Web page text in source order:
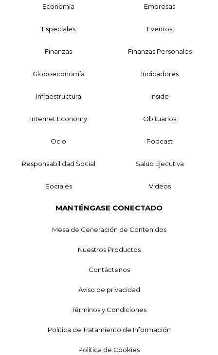
Economía Empresas
Especiales Eventos
Finanzas Finanzas Personales
Globoeconomía Indicadores
Infraestructura Inside
Internet Economy Obituarios
Ocio Podcast
Responsabilidad Social Salud Ejecutiva
Sociales Videos
MANTÉNGASE CONECTADO
Mesa de Generación de Contenidos
Nuestros Productos
Contáctenos
Aviso de privacidad
Términos y Condiciones
Política de Tratamiento de Información
Política de Cookies